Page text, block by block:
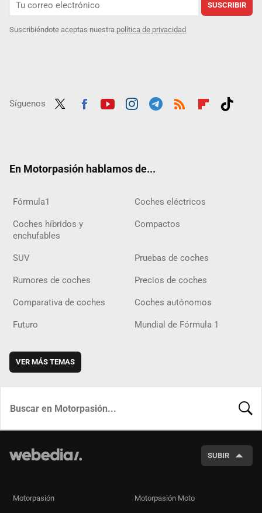
SUSCRIBIR
Suscribiéndote aceptas nuestra política de privacidad
Síguenos
En Motorpasión hablamos de...
Fórmula1 Coches eléctricos
Coches híbridos y
enchufables
Compactos
SUV Pruebas de coches
Rumores de coches Precios de coches
Comparativa de coches Coches autónomos
Futuro Mundial de Fórmula 1
VER MÁS TEMAS
SUBIR
Motorpasión Motorpasión Moto